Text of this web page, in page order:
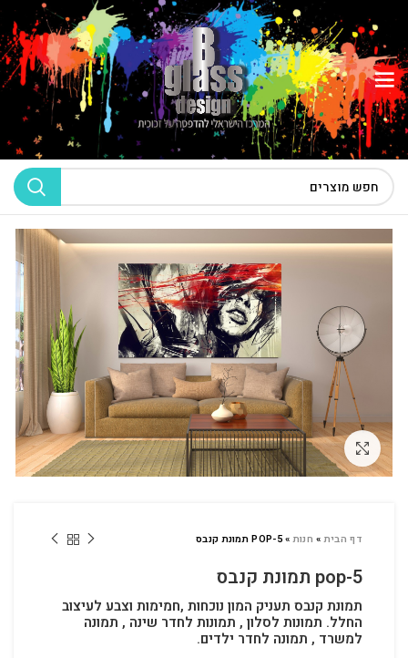
לחץ להגדלה
דף הבית» חנות»POP-5 תמונת קנבס
pop-5 תמונת קנבס
תמונת קנבס תעניק המון נוכחות ,חמימות וצבע לעיצוב
החלל. תמונות לסלון , תמונות לחדר שינה , תמונה
למשרד , תמונה לחדר ילדים.